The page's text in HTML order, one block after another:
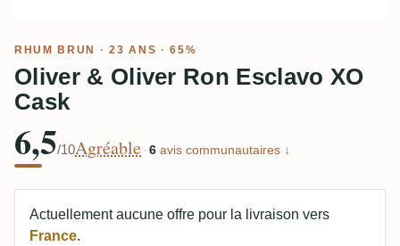
RHUM BRUN · 23 ANS · 65%
Oliver & Oliver Ron Esclavo XO
Cask
6,5/10Agréable · 6 avis communautaires ↓
Actuellement aucune offre pour la livraison vers
France.